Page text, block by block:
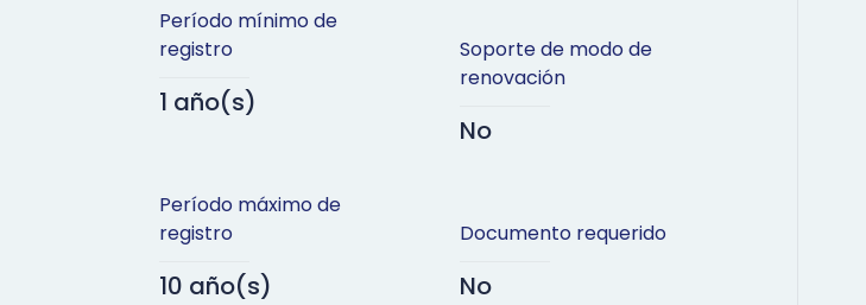
Período mínimo de
registro
1 año(s)
Período máximo de
registro
10 año(s)
Soporte de modo de
renovación
No
Documento requerido
No